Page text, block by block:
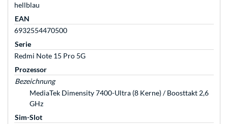
hellblau
EAN
6932554470500
Serie
Redmi Note 15 Pro 5G
Prozessor
Bezeichnung
MediaTek Dimensity 7400-Ultra (8 Kerne) / Boosttakt 2,6
GHz
Sim-Slot